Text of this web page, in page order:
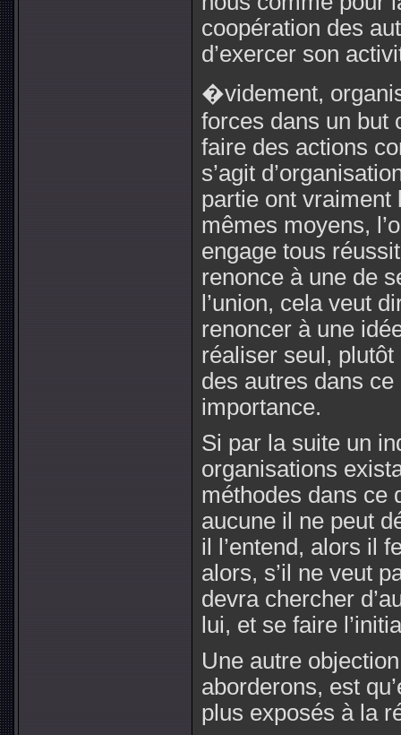
coopération des
d’exercer son
�videment,
forces dans un but
faire des actions
s’agit
partie ont vraiment
mêmes moyens,
engage tous
renonce à une de
l’union, cela veut
renoncer à une
réaliser seul,
des autres dans ce
importance.
Si par la suite un
organisations
méthodes dans ce
aucune il ne peut
il l’entend, alors il
alors, s’il ne veut
devra chercher
lui, et se faire
Une autre
aborderons, est
plus exposés à la